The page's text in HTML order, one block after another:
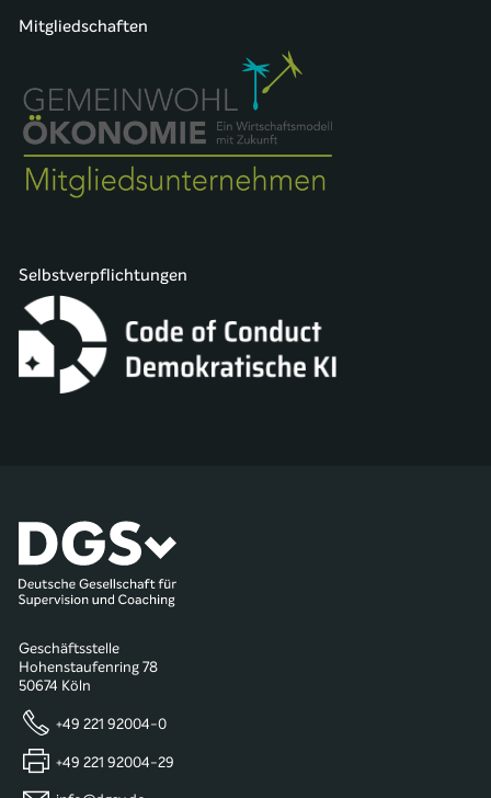
Mitgliedschaften
Selbstverpflichtungen
Geschäftsstelle
Hohenstaufenring 78
50674 Köln
+49 221 92004-0
+49 221 92004-29